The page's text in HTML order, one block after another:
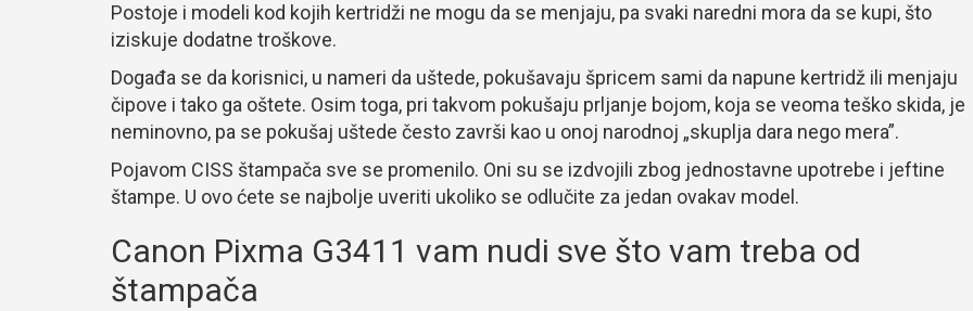
Postoje i modeli kod kojih kertridži ne mogu da se menjaju, pa svaki naredni mora da se kupi, što
iziskuje dodatne troškove.
Događa se da korisnici, u nameri da uštede, pokušavaju špricem sami da napune kertridž ili menjaju
čipove i tako ga oštete. Osim toga, pri takvom pokušaju prljanje bojom, koja se veoma teško skida, je
neminovno, pa se pokušaj uštede često završi kao u onoj narodnoj „skuplja dara nego mera”.
Pojavom CISS štampača sve se promenilo. Oni su se izdvojili zbog jednostavne upotrebe i jeftine
štampe. U ovo ćete se najbolje uveriti ukoliko se odlučite za jedan ovakav model.
Canon Pixma G3411 vam nudi sve što vam treba od
štampača